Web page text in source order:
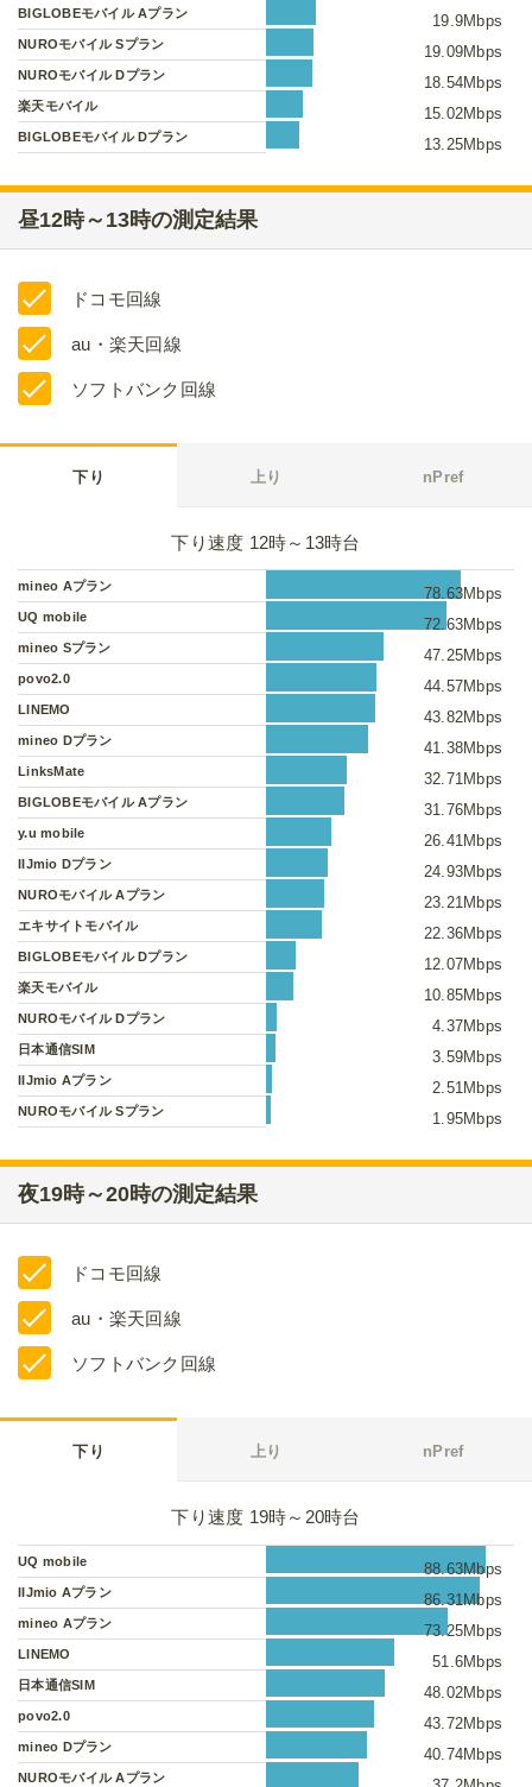
BIGLOBEモバイル Aプラン 19.9Mbps
NUROモバイル Sプラン 19.09Mbps
NUROモバイル Dプラン 18.54Mbps
楽天モバイル 15.02Mbps
BIGLOBEモバイル Dプラン 13.25Mbps
昼12時～13時の測定結果
ドコモ回線
au・楽天回線
ソフトバンク回線
下り 上り nPref
下り速度 12時～13時台
mineo Aプラン 78.63Mbps
UQ mobile 72.63Mbps
mineo Sプラン 47.25Mbps
povo2.0 44.57Mbps
LINEMO 43.82Mbps
mineo Dプラン 41.38Mbps
LinksMate 32.71Mbps
BIGLOBEモバイル Aプラン 31.76Mbps
y.u mobile 26.41Mbps
IIJmio Dプラン 24.93Mbps
NUROモバイル Aプラン 23.21Mbps
エキサイトモバイル 22.36Mbps
BIGLOBEモバイル Dプラン 12.07Mbps
楽天モバイル 10.85Mbps
NUROモバイル Dプラン 4.37Mbps
日本通信SIM 3.59Mbps
IIJmio Aプラン 2.51Mbps
NUROモバイル Sプラン 1.95Mbps
夜19時～20時の測定結果
ドコモ回線
au・楽天回線
ソフトバンク回線
下り 上り nPref
下り速度 19時～20時台
UQ mobile 88.63Mbps
IIJmio Aプラン 86.31Mbps
mineo Aプラン 73.25Mbps
LINEMO 51.6Mbps
日本通信SIM 48.02Mbps
povo2.0 43.72Mbps
mineo Dプラン 40.74Mbps
NUROモバイル Aプラン